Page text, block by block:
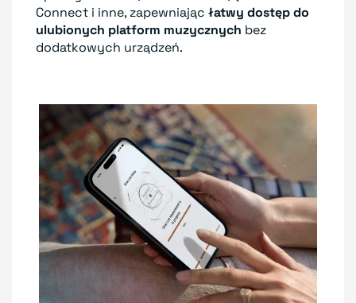
Connect i inne, zapewniając łatwy dostęp do
ulubionych platform muzycznych bez
dodatkowych urządzeń.